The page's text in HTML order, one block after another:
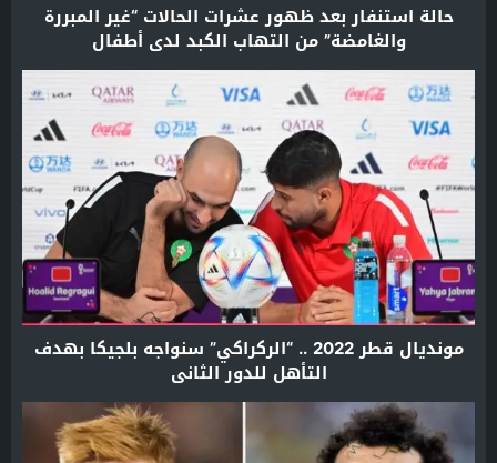
حالة استنفار بعد ظهور عشرات الحالات “غير المبررة
والغامضة” من التهاب الكبد لدى أطفال
مونديال قطر 2022 .. “الركراكي” سنواجه بلجيكا بهدف
التأهل للدور الثاني